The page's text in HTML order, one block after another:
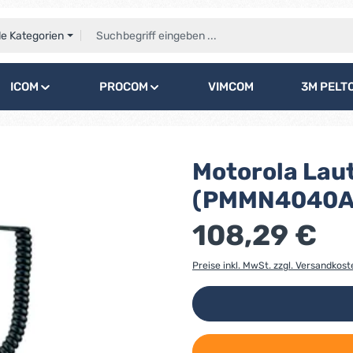
Kategorien
ICOM PROCOM VIMCOM 3M
Motorola
108,29 €
Preise inkl. MwSt. zzgl.